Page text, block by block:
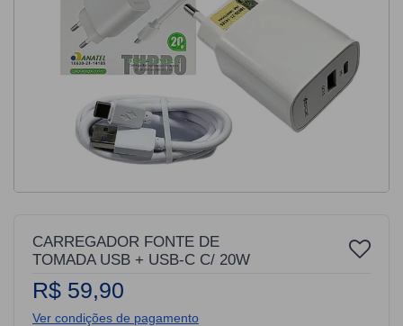
CARREGADOR FONTE DE
TOMADA USB + USB-C C/ 20W
R$ 59,90
Ver condições de pagamento